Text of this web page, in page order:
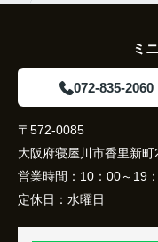
ミ
072-835-2060
〒572-0085
大阪府寝屋川市香里新
営業時間： 10：00～19
定休日： 水曜日